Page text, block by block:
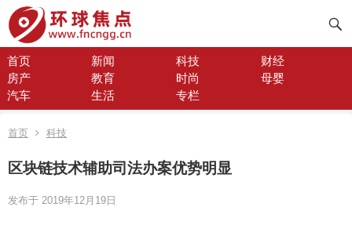
首页 新闻 科技
财经
房产
教育 时尚
母婴
汽车
生活 专栏
首页 科技
区块链技术辅助司法办案优势明显
发布于 2019年12月19日